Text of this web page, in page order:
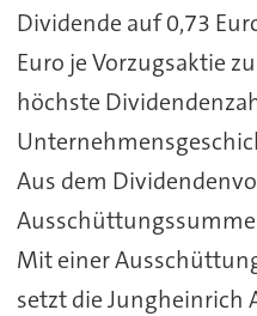
Dividende auf 0,73
Euro je Vorzugsaktie
höchste
Aus dem
Mit einer
setzt die Jungheinrich